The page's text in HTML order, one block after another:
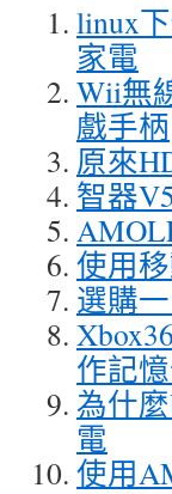
linux
家電
Wii無
戲手柄
原來
智器
使用
選購
作記
為什
電
使用